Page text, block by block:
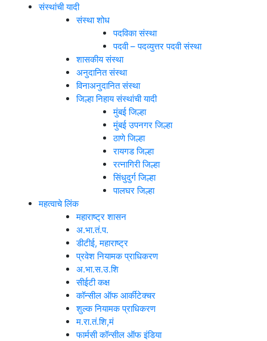
संस्थांची यादी
संस्था शोध
पदविका संस्था
पदवी – पदव्युत्तर पदवी संस्था
शासकीय संस्था
अनुदानित संस्था
विनाअनुदानित संस्था
जिल्हा निहाय संस्थांची यादी
मुंबई जिल्हा
मुंबई उपनगर जिल्हा
ठाणे जिल्हा
रायगड जिल्हा
रत्नागिरी जिल्हा
सिंधुदुर्ग जिल्हा
पालघर जिल्हा
महत्वाचे लिंक
महाराष्ट्र शासन
अ.भा.तं.प.
डीटीई, महाराष्ट्र
प्रवेश नियामक प्राधिकरण
अ.भा.स.उ.शि
सीईटी कक्ष
कॉन्सील ऑफ आर्कीटेक्चर
शुल्क नियामक प्राधिकरण
म.रा.तं.शि,मं
फार्मसी कॉन्सील ऑफ इंडिया